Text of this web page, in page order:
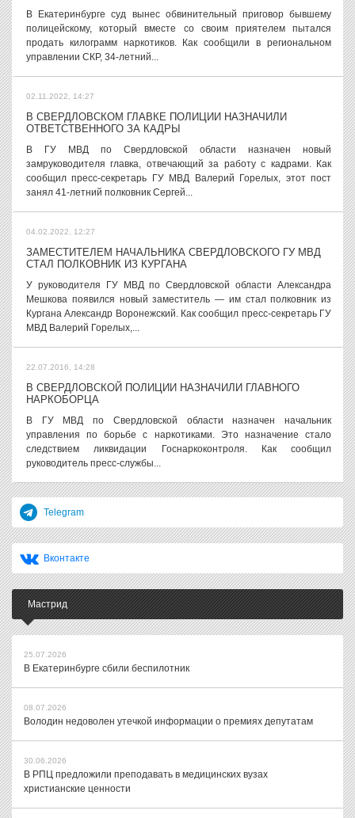
В Екатеринбурге суд вынес обвинительный приговор бывшему
полицейскому, который вместе со своим приятелем пытался
продать килограмм наркотиков. Как сообщили в региональном
управлении СКР, 34-летний...
02.11.2022, 14:27
В СВЕРДЛОВСКОМ ГЛАВКЕ ПОЛИЦИИ НАЗНАЧИЛИ
ОТВЕТСТВЕННОГО ЗА КАДРЫ
В ГУ МВД по Свердловской области назначен новый
замруководителя главка, отвечающий за работу с кадрами. Как
сообщил пресс-секретарь ГУ МВД Валерий Горелых, этот пост
занял 41-летний полковник Сергей...
04.02.2022, 12:27
ЗАМЕСТИТЕЛЕМ НАЧАЛЬНИКА СВЕРДЛОВСКОГО ГУ МВД
СТАЛ ПОЛКОВНИК ИЗ КУРГАНА
У руководителя ГУ МВД по Свердловской области Александра
Мешкова появился новый заместитель — им стал полковник из
Кургана Александр Воронежский. Как сообщил пресс-секретарь ГУ
МВД Валерий Горелых,...
22.07.2016, 14:28
В СВЕРДЛОВСКОЙ ПОЛИЦИИ НАЗНАЧИЛИ ГЛАВНОГО
НАРКОБОРЦА
В ГУ МВД по Свердловской области назначен начальник
управления по борьбе с наркотиками. Это назначение стало
следствием ликвидации Госнаркоконтроля. Как сообщил
руководитель пресс-службы...
Telegram
Вконтакте
Мастрид
25.07.2026
В Екатеринбурге сбили беспилотник
08.07.2026
Володин недоволен утечкой информации о премиях депутатам
30.06.2026
В РПЦ предложили преподавать в медицинских вузах
христианские ценности